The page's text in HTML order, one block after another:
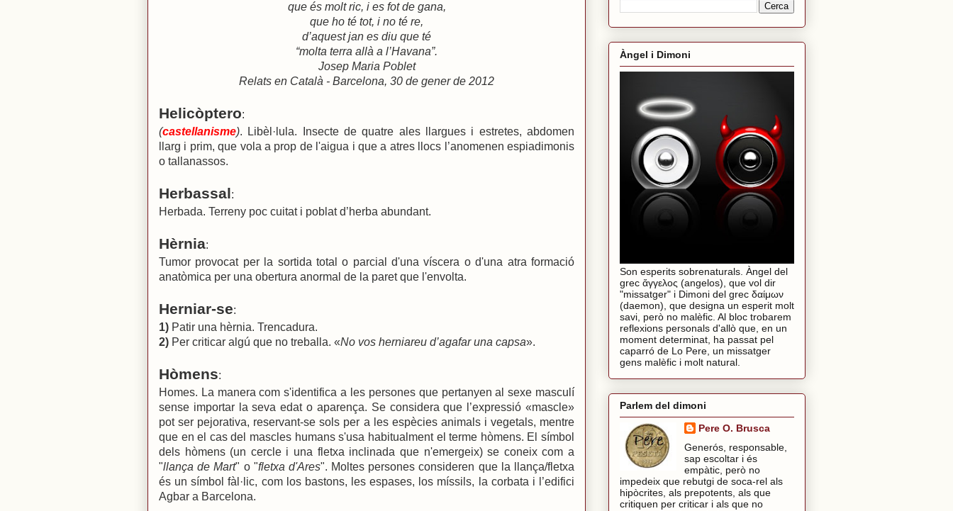
que és molt ric, i es fot de gana,
que ho té tot, i no té re,
d’aquest jan es diu que té
“molta terra allà a l’Havana”.
Josep Maria Poblet
Relats en Català - Barcelona, 30 de gener de 2012
Helicòptero:
(castellanisme). Libèl·lula. Insecte de quatre ales llargues i estretes, abdomen
llarg i prim, que vola a prop de l'aigua i que a atres llocs l’anomenen espiadimonis
o tallanassos.
Herbassal:
Herbada. Terreny poc cuitat i poblat d’herba abundant.
Hèrnia:
Tumor provocat per la sortida total o parcial d'una víscera o d'una atra formació
anatòmica per una obertura anormal de la paret que l'envolta.
Herniar-se:
1) Patir una hèrnia. Trencadura.
2) Per criticar algú que no treballa. «No vos herniareu d’agafar una capsa».
Hòmens:
Homes. La manera com s'identifica a les persones que pertanyen al sexe masculí
sense importar la seva edat o aparença. Se considera que l’expressió «mascle»
pot ser pejorativa, reservant-se sols per a les espècies animals i vegetals, mentre
que en el cas del mascles humans s'usa habitualment el terme hòmens. El símbol
dels hòmens (un cercle i una fletxa inclinada que n'emergeix) se coneix com a
"llança de Mart" o "fletxa d'Ares". Moltes persones consideren que la llança/fletxa
és un símbol fàl·lic, com los bastons, les espases, los míssils, la corbata i l’edifici
Agbar a Barcelona.
Àngel i Dimoni
Son esperits sobrenaturals. Àngel del
grec ἄγγελος (angelos), que vol dir
"missatger" i Dimoni del grec δαίμων
(daemon), que designa un esperit molt
savi, però no malèfic. Al bloc trobarem
reflexions personals d'allò que, en un
moment determinat, ha passat pel
caparró de Lo Pere, un missatger
gens malèfic i molt natural.
Parlem del dimoni
Pere O. Brusca
Generós, responsable,
sap escoltar i és
empàtic, però no
impedeix que rebutgi de soca-rel als
hipòcrites, als prepotents, als que
critiquen per criticar i als que no